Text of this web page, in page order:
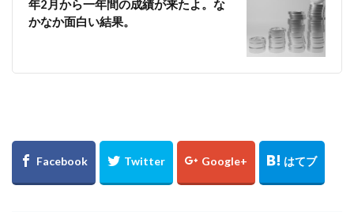
年2月から一年間の成績が来たよ。な
かなか面白い結果。